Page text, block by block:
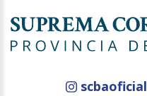
scbaoficial